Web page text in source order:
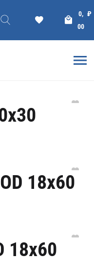
₽
0,
00
18x60
18x60